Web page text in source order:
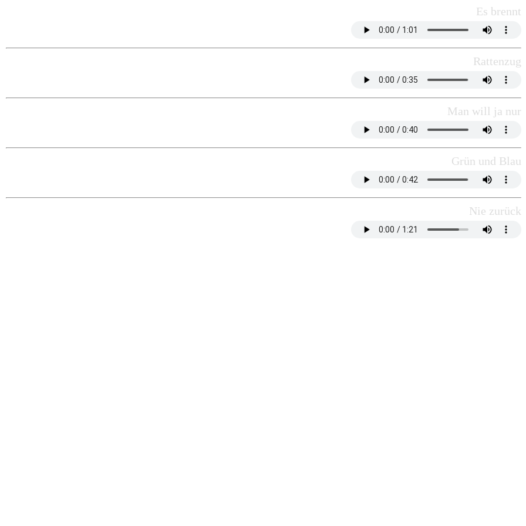
Es brennt
Rattenzug
Man will ja nur
Grün und Blau
Nie zurück